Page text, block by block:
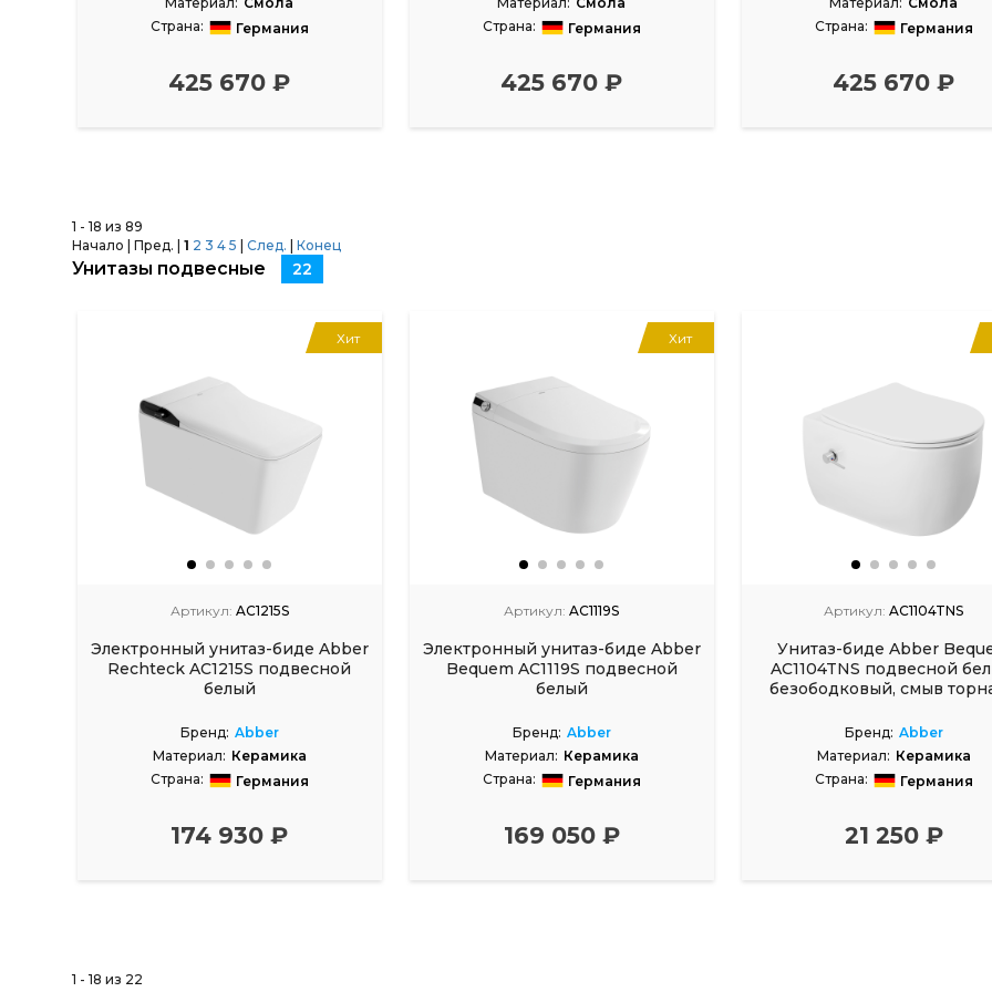
Страна:
Германия
425 670 ₽
Страна:
Германия
425 670 ₽
Страна:
Германия
425 670 ₽
1 - 18 из 89
Начало | Пред. | 1 2 3 4 5 | След. | Конец
Унитазы подвесные 22
Хит
Артикул: AC1215S
Электронный унитаз-биде Abber
Rechteck AC1215S подвесной
белый
Бренд: Abber
Материал: Керамика
Страна:
Германия
174 930 ₽
Хит
Артикул: AC1119S
Электронный унитаз-биде Abber
Bequem AC1119S подвесной
белый
Бренд: Abber
Материал: Керамика
Страна:
Германия
169 050 ₽
Артикул: AC1104TNS
Унитаз-биде Abber
AC1104TNS подвесной
безободковый, смыв
Бренд: Abber
Материал: Керамика
Страна:
Германия
21 250 ₽
1 - 18 из 22